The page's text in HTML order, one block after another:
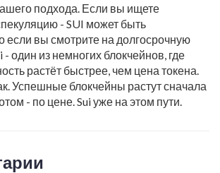
подхода. Если вы ищете
- SUI может быть
если вы смотрите на долгосрочную
- один из немногих блокчейнов, где
растёт быстрее, чем цена токена.
Успешные блокчейны растут сначала
- по цене. Sui уже на этом пути.